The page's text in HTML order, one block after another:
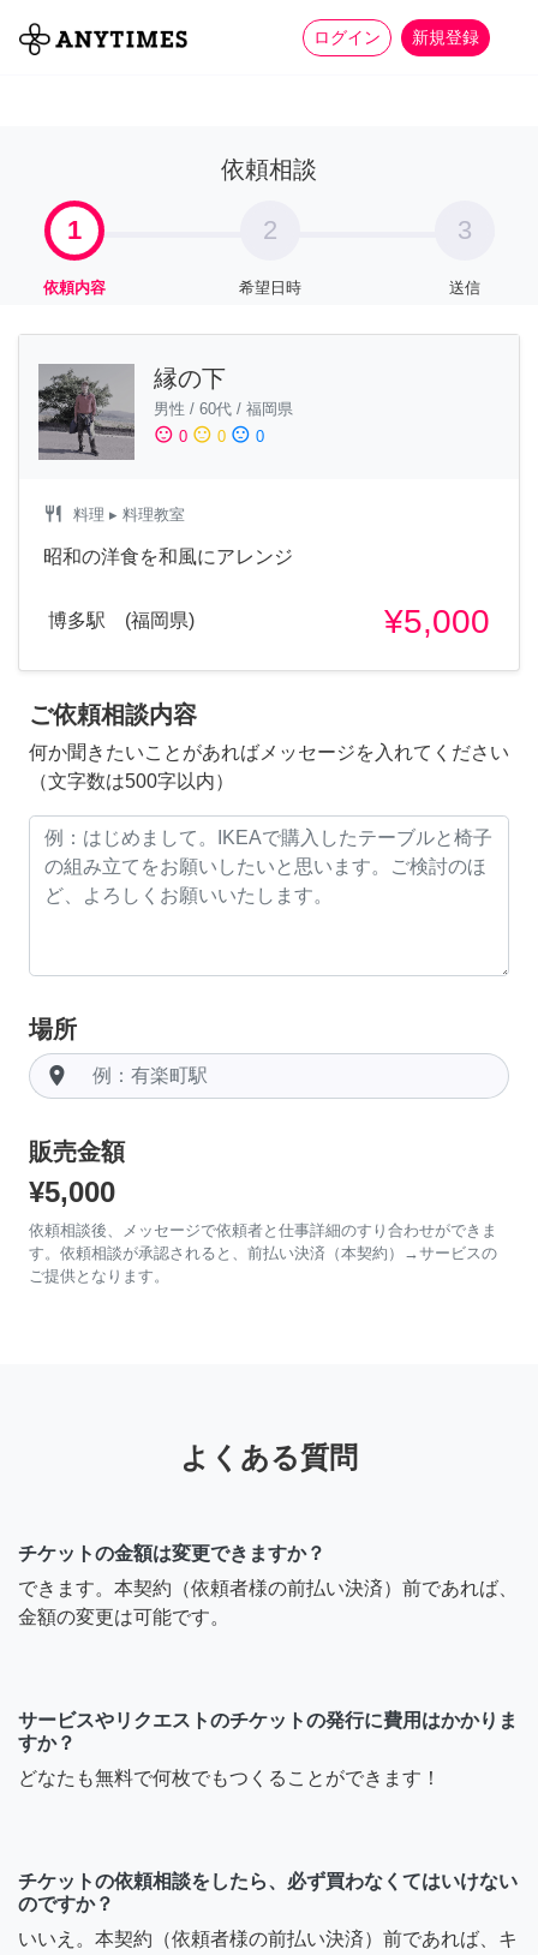
ログイン 新規登録
全て 家事 more_horiz
依頼相談
1
依頼内容
2
希望日時
3
送信
縁の下
男性 / 60代 / 福岡県
sentiment_satisfied 0 sentiment_neutral 0 sentiment_dissatisfied 0
restaurant 料理 ▸ 料理教室
昭和の洋食を和風にアレンジ
博多駅 (福岡県) ¥5,000
ご依頼相談内容
何か聞きたいことがあればメッセージを入れてください
（文字数は500字以内）
場所
room
販売金額
¥5,000
依頼相談後、メッセージで依頼者と仕事詳細のすり合わせができま
す。依頼相談が承認されると、前払い決済（本契約）→サービスの
ご提供となります。
よくある質問
チケットの金額は変更できますか？
できます。本契約（依頼者様の前払い決済）前であれば、
金額の変更は可能です。
サービスやリクエストのチケットの発行に費用はかかりま
すか？
どなたも無料で何枚でもつくることができます！
チケットの依頼相談をしたら、必ず買わなくてはいけない
のですか？
いいえ。本契約（依頼者様の前払い決済）前であれば、キ